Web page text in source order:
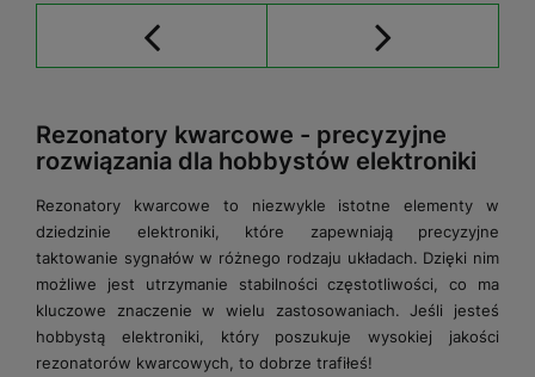
Rezonatory kwarcowe - precyzyjne
rozwiązania dla hobbystów elektroniki
Rezonatory kwarcowe to niezwykle istotne elementy w
dziedzinie elektroniki, które zapewniają precyzyjne
taktowanie sygnałów w różnego rodzaju układach. Dzięki nim
możliwe jest utrzymanie stabilności częstotliwości, co ma
kluczowe znaczenie w wielu zastosowaniach. Jeśli jesteś
hobbystą elektroniki, który poszukuje wysokiej jakości
rezonatorów kwarcowych, to dobrze trafiłeś!